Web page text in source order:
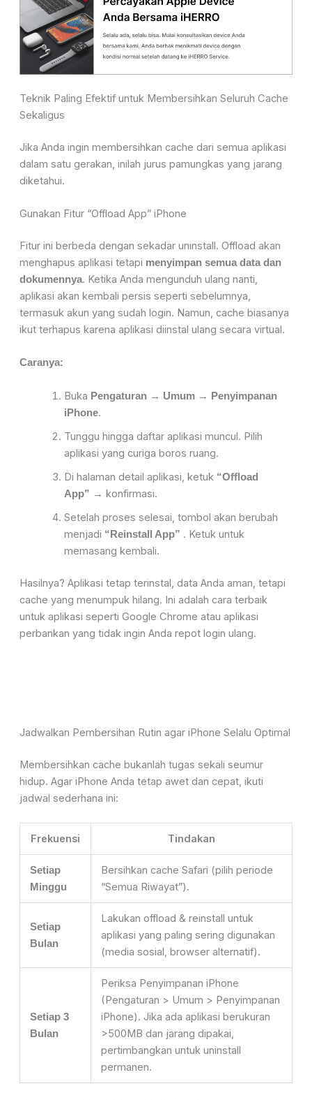
Teknik Paling Efektif untuk Membersihkan Seluruh Cache
Sekaligus
Jika Anda ingin membersihkan cache dari semua aplikasi
dalam satu gerakan, inilah jurus pamungkas yang jarang
diketahui.
Gunakan Fitur “Offload App” iPhone
Fitur ini berbeda dengan sekadar uninstall. Offload akan
menghapus aplikasi tetapi menyimpan semua data dan
dokumennya. Ketika Anda mengunduh ulang nanti,
aplikasi akan kembali persis seperti sebelumnya,
termasuk akun yang sudah login. Namun, cache biasanya
ikut terhapus karena aplikasi diinstal ulang secara virtual.
Caranya:
Buka Pengaturan→ Umum→
Penyimpanan
iPhone.
Tunggu hingga daftar aplikasi muncul. Pilih
aplikasi yang curiga boros ruang.
Di halaman detail aplikasi, ketuk “Offload
App” → konfirmasi.
Setelah proses selesai, tombol akan berubah
menjadi “Reinstall App” . Ketuk untuk
memasang kembali.
Hasilnya? Aplikasi tetap terinstal, data Anda aman, tetapi
cache yang menumpuk hilang. Ini adalah cara terbaik
untuk aplikasi seperti Google Chrome atau aplikasi
perbankan yang tidak ingin Anda repot login ulang.
Jadwalkan Pembersihan Rutin agar iPhone Selalu Optimal
Membersihkan cache bukanlah tugas sekali seumur
hidup. Agar iPhone Anda tetap awet dan cepat, ikuti
jadwal sederhana ini:
Frekuensi Tindakan
Setiap
Minggu
Bersihkan cache Safari (pilih periode
“Semua Riwayat”).
Setiap
Bulan
Lakukan offload & reinstall untuk
aplikasi yang paling sering digunakan
(media sosial, browser alternatif).
Setiap 3
Bulan
Periksa Penyimpanan iPhone
(Pengaturan > Umum > Penyimpanan
iPhone). Jika ada aplikasi berukuran
>500MB dan jarang dipakai,
pertimbangkan untuk uninstall
permanen.